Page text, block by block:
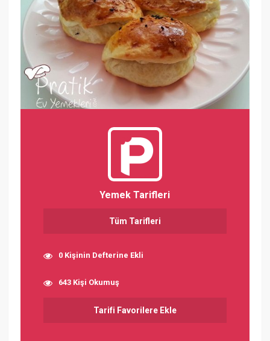
Yemek Tarifleri
Tüm Tarifleri
0 Kişinin Defterine Ekli
643 Kişi Okumuş
Tarifi Favorilere Ekle